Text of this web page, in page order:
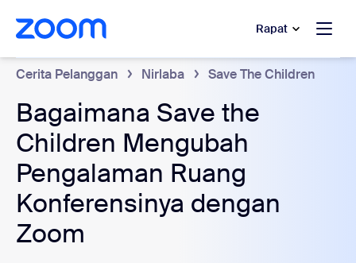
ke konten utama
percakapan bantuan Rapat
Cerita Pelanggan Nirlaba Save The Children
Bagaimana Save the
Children Mengubah
Pengalaman Ruang
Konferensinya dengan
Zoom